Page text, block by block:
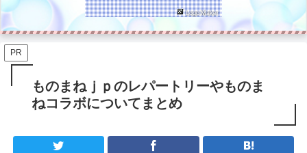
PR
ものまねｊｐのレパートリーやものま
ねコラボについてまとめ